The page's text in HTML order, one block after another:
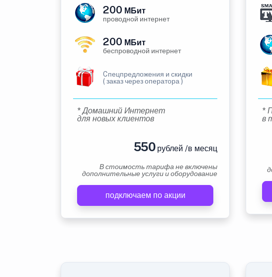
200 МБит
проводной интернет
200 МБит
беспроводной интернет
Cпецпредложения и скидки
( заказ через оператора )
* Домашний Интернет
для новых клиентов
550рублей /в месяц
В стоимость тарифа не включены
дополнительные услуги и оборудование
подключаем по акции
*
в